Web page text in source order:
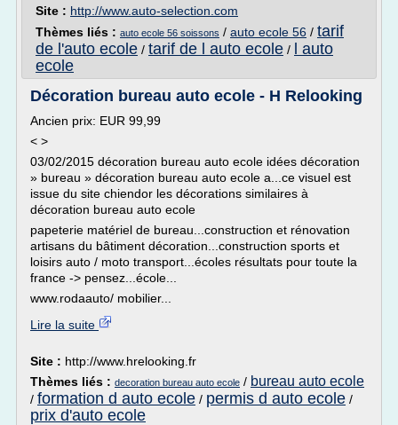
Site : http://www.auto-selection.com
Thèmes liés : auto ecole 56 soissons / auto ecole 56 / tarif
de l'auto ecole / tarif de l auto ecole /
l auto
ecole
Décoration bureau auto ecole - H Relooking
Ancien prix: EUR 99,99
< >
03/02/2015 décoration bureau auto ecole idées décoration
» bureau » décoration bureau auto ecole a...ce visuel est
issue du site chiendor les décorations similaires à
décoration bureau auto ecole
papeterie matériel de bureau...construction et rénovation
artisans du bâtiment décoration...construction sports et
loisirs auto / moto transport...écoles résultats pour toute la
france -> pensez...école...
www.rodaauto/ mobilier...
Lire la suite
Site : http://www.hrelooking.fr
Thèmes liés : decoration bureau auto ecole / bureau auto ecole
/ formation d auto ecole / permis d auto ecole /
prix d'auto ecole